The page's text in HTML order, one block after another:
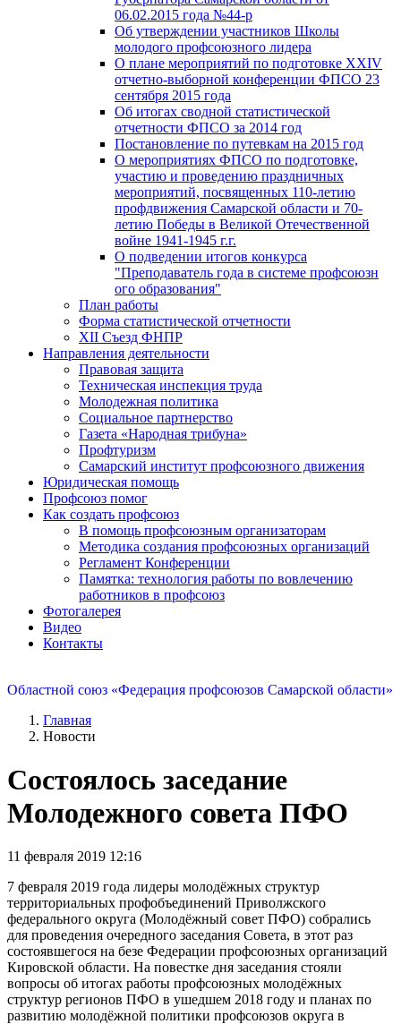
06.02.2015 года №44-р
Об утверждении участников Школы
молодого профсоюзного лидера
О плане мероприятий по подготовке XXIV
отчетно-выборной конференции ФПСО 23
сентября 2015 года
Об итогах сводной статистической
отчетности ФПСО за 2014 год
Постановление по путевкам на 2015 год
О мероприятиях ФПСО по подготовке,
участию и проведению праздничных
мероприятий, посвященных 110-летию
профдвижения Самарской области и 70-
летию Победы в Великой Отечественной
войне 1941-1945 г.г.
О подведении итогов конкурса
"Преподаватель года в системе профсоюзн
ого образования"
План работы
Форма статистической отчетности
XII Съезд ФНПР
Направления деятельности
Правовая защита
Техническая инспекция труда
Молодежная политика
Социальное партнерство
Газета «Народная трибуна»
Профтуризм
Самарский институт профсоюзного движения
Юридическая помощь
Профсоюз помог
Как создать профсоюз
В помощь профсоюзным организаторам
Методика создания профсоюзных организаций
Регламент Конференции
Памятка: технология работы по вовлечению
работников в профсоюз
Фотогалерея
Видео
Контакты
Областной союз «Федерация профсоюзов Самарской области»
Главная
Новости
Состоялось заседание
Молодежного совета ПФО
11 февраля 2019 12:16
7 февраля 2019 года лидеры молодёжных структур
территориальных профобъединений Приволжского
федерального округа (Молодёжный совет ПФО) собрались
для проведения очередного заседания Совета, в этот раз
состоявшегося на безе Федерации профсоюзных организаций
Кировской области. На повестке дня заседания стояли
вопросы об итогах работы профсоюзных молодёжных
структур регионов ПФО в ушедшем 2018 году и планах по
развитию молодёжной политики профсоюзов округа в